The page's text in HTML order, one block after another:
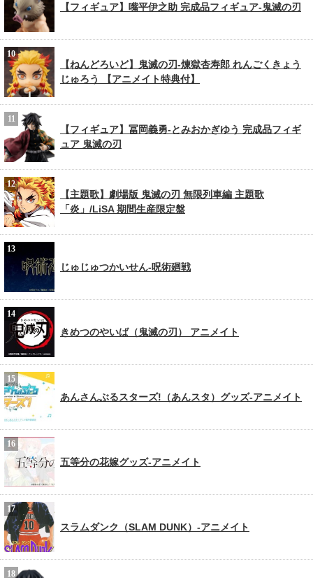
【フィギュア】嘴平伊之助 完成品フィギュア-鬼滅の刃
【ねんどろいど】鬼滅の刃-煉獄杏寿郎 れんごくきょう
じゅろう 【アニメイト特典付】
【フィギュア】冨岡義勇-とみおかぎゆう 完成品フィギ
ュア 鬼滅の刃
【主題歌】劇場版 鬼滅の刃 無限列車編 主題歌
「炎」/LiSA 期間生産限定盤
じゅじゅつかいせん-呪術廻戦
きめつのやいば（鬼滅の刃） アニメイト
あんさんぶるスターズ!（あんスタ）グッズ-アニメイト
五等分の花嫁グッズ-アニメイト
スラムダンク（SLAM DUNK）-アニメイト